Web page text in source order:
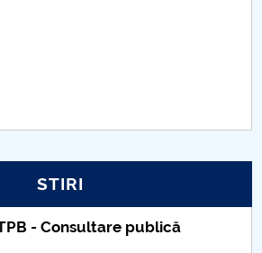
STIRI
- Consultare publică